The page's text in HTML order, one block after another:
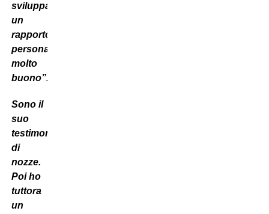
sviluppato
un
rapporto
personale
molto
buono”.
Sono il
suo
testimone
di
nozze.
Poi ho
tuttora
un